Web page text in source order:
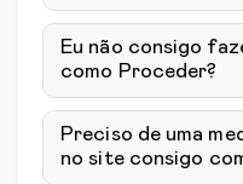
Eu não consigo
como Proceder?
Preciso de uma
no site consigo